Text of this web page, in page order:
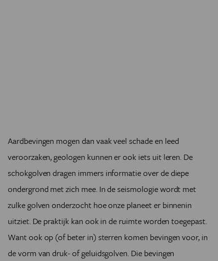
Aardbevingen mogen dan vaak veel schade en leed
veroorzaken, geologen kunnen er ook iets uit leren. De
schokgolven dragen immers informatie over de diepe
ondergrond met zich mee. In de seismologie wordt met
zulke golven onderzocht hoe onze planeet er binnenin
uitziet. De praktijk kan ook in de ruimte worden toegepast.
Want ook op (of beter in) sterren komen bevingen voor, in
de vorm van druk- of geluidsgolven. Die bevingen